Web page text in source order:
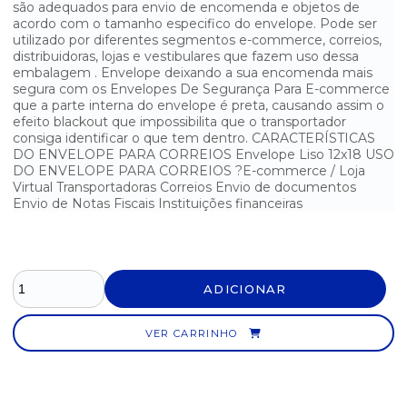
ENVELOPE DE SEGURANÇA TRANSPARENTE PARA E-COMMERCE
11X12
ENVELOPE DE SEGURANÇA TRANSPARENTE PARA E-COMMERCE
13X15
ENVELOPE DE SEGURANÇA TRANSPARENTE PARA E-COMMERCE
17X13
ENVELOPE DE SEGURANÇA TRANSPARENTE PARA E-COMMERCE
18X23
SACO ADESIVADO TRANSPARENTE COM FURO Nº 1 6CMX7CM
SACO ADESIVADO TRANSPARENTE COM FURO Nº10 5CMX5CM
SACO ADESIVADO TRANSPARENTE COM FURO Nº10 5CMX5CM+
são adequados para envio de encomenda e objetos de
acordo com o tamanho especifico do envelope. Pode ser
utilizado por diferentes segmentos e-commerce, correios,
distribuidoras, lojas e vestibulares que fazem uso dessa
embalagem . Envelope deixando a sua encomenda mais
segura com os Envelopes De Segurança Para E-commerce
que a parte interna do envelope é preta, causando assim o
efeito blackout que impossibilita que o transportador
consiga identificar o que tem dentro. CARACTERÍSTICAS
DO ENVELOPE PARA CORREIOS Envelope Liso 12x18 USO
DO ENVELOPE PARA CORREIOS ?E-commerce / Loja
Virtual Transportadoras Correios Envio de documentos
Envio de Notas Fiscais Instituições financeiras
ADICIONAR
VER CARRINHO